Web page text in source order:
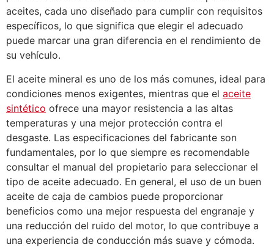
aceites, cada uno diseñado para cumplir con requisitos
específicos, lo que significa que elegir el adecuado
puede marcar una gran diferencia en el rendimiento de
su vehículo.
El aceite mineral es uno de los más comunes, ideal para
condiciones menos exigentes, mientras que el aceite
sintético ofrece una mayor resistencia a las altas
temperaturas y una mejor protección contra el
desgaste. Las especificaciones del fabricante son
fundamentales, por lo que siempre es recomendable
consultar el manual del propietario para seleccionar el
tipo de aceite adecuado. En general, el uso de un buen
aceite de caja de cambios puede proporcionar
beneficios como una mejor respuesta del engranaje y
una reducción del ruido del motor, lo que contribuye a
una experiencia de conducción más suave y cómoda.